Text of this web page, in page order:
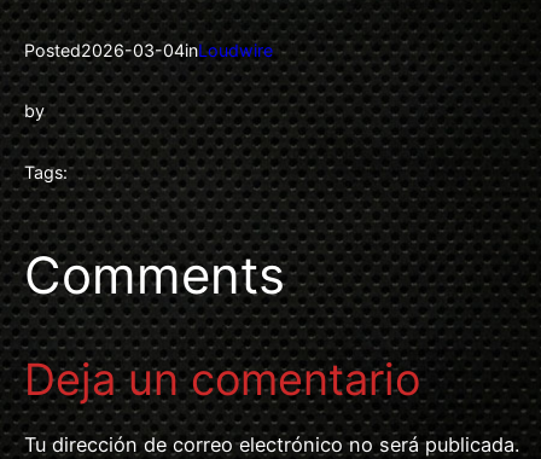
Posted2026-03-04inLoudwire
by
Tags:
Comments
Deja un comentario
Tu dirección de correo electrónico no será publicada.